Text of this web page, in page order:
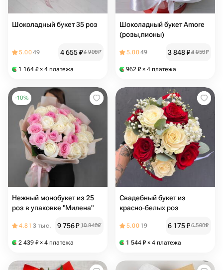
Шоколадный букет 35 роз
5.0049 4 655₽4 900₽
1 164 ₽ × 4 платежа
Шоколадный букет Amore
(розы,пионы)
5.0049 3 848₽4 050₽
962 ₽ × 4 платежа
-10%
Нежный монобукет из 25
роз в упаковке "Милена"
4.81 3 тыс. 9 756₽ 10 840₽
2 439 ₽ × 4 платежа
Свадебный букет из
красно-белых роз
5.00 19 6 175₽6 500₽
1 544 ₽ × 4 платежа